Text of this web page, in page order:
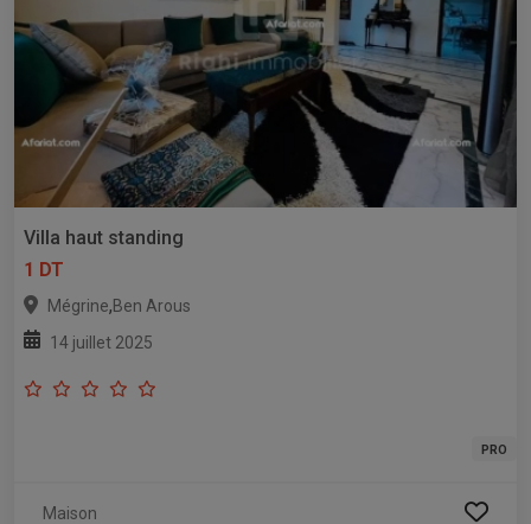
Villa haut standing
1 DT
Mégrine,Ben Arous
14 juillet 2025
PRO
Maison